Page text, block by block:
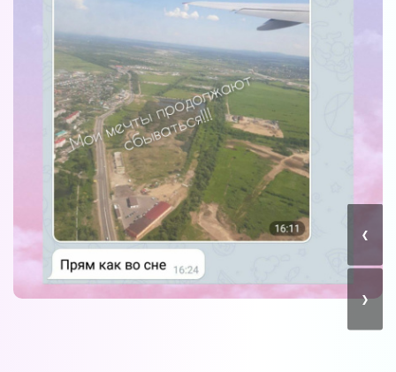
‹
›
Наши форумы
Форум в Телеграм
Форум на сайте